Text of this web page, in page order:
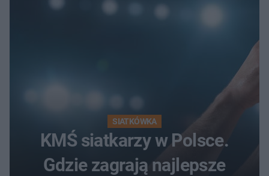
SIATKÓWKA
KMŚ siatkarzy w Polsce.
Gdzie zagrają najlepsze